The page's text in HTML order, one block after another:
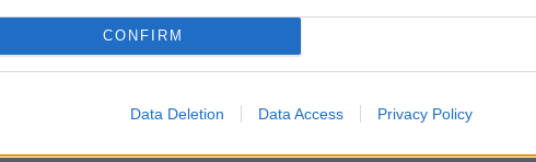
CONFIRM
Data Deletion Data Access Privacy Policy